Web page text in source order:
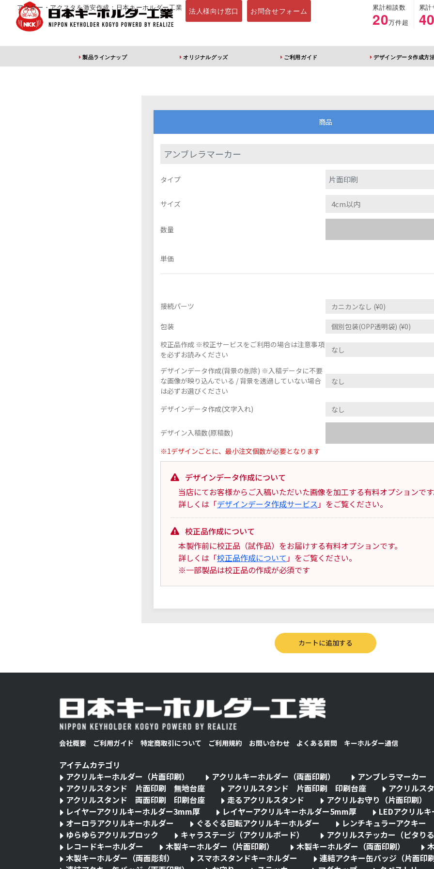
アクキー・アクスタを激安作成：日本キーホルダー工業 法人様向け窓口 お問合せフォーム 累計相談数
20万件超
累
製品ラインナップ オリジナルグッズ ご利用ガイド デザインデータ作成方
アクリルキーホルダー
アクリルスタンド 片
面印刷 無地台座
商品
アンブレラマーカー
タイプ 片面印刷
サイズ
数量
単価
接続パーツ
包装
校正品作成 ※校正サービスをご利用の場合は注意事項
を必ずお読みください
デザインデータ作成(背景の削除) ※入稿データに不要
な画像が映り込んでいる / 背景を透過していない場合
は必ずお選びください
デザインデータ作成(文字入れ)
デザイン入稿数(原稿数)
※1デザインごとに、最小注文個数が必要となります
デザインデータ作成について
当店にてお客様からご入稿いただいた画像を加工する有料オプションで
詳しくは「デザインデータ作成サービス 」をご覧ください。
校正品作成について
本製作前に校正品（試作品）をお届けする有料オプションです。
詳しくは「校正品作成について 」をご覧ください。
※一部製品は校正品の作成が必須です
会社概要 ご利用ガイド 特定商取引について ご利用規約 お問い合わせ よくある質問 キーホルダー通信
アイテムカテゴリ
アクリルキーホルダー（片面印刷）
アクリルキーホルダー（両面印刷）
アンブレラマーカー
アクリルスタンド 片面印刷 無地台座
アクリルスタンド 片面印刷 印刷台座
アクリル
アクリルスタンド 両面印刷 印刷台座
走るアクリルスタンド
アクリルお守り（片面印刷）
レイヤーアクリルキーホルダー3mm厚
レイヤーアクリルキーホルダー5mm厚
LEDアクリル
オーロラアクリルキーホルダー
ぐるぐる回転アクリルキーホルダー
レンチキュラーアクキー
ゆらゆらアクリルブロック
キャラステージ（アクリルボード）
アクリルステッカー（ピタり
レコードキーホルダー
木製キーホルダー（片面印刷） 木製キーホルダー（両面印刷）
木製キーホルダー（両面彫刻）
スマホスタンドキーホルダー
連結アクキー缶バッジ（片面印